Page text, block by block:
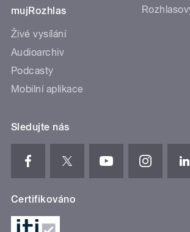
mujRozhlas
Živé vysílání
Audioarchiv
Podcasty
Mobilní aplikace
Sledujte nás
Certifikováno